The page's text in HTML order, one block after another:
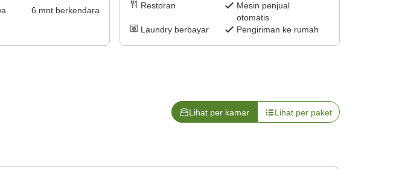
6 mnt berkendara
Restoran
Mesin penjual
otomatis
Laundry berbayar
Pengiriman ke rumah
Lihat per kamar Lihat per paket